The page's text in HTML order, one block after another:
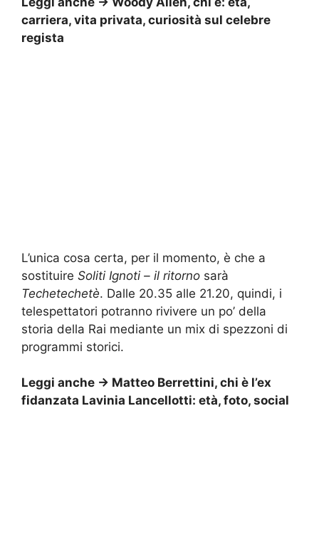
carriera, vita privata, curiosità sul celebre
regista
L’unica cosa certa, per il momento, è che a
sostituire Soliti Ignoti – il ritorno sarà
Techetechetè. Dalle 20.35 alle 21.20, quindi, i
telespettatori potranno rivivere un po’ della
storia della Rai mediante un mix di spezzoni di
programmi storici.
Leggi anche -> Matteo Berrettini, chi è l’ex
fidanzata Lavinia Lancellotti: età, foto, social